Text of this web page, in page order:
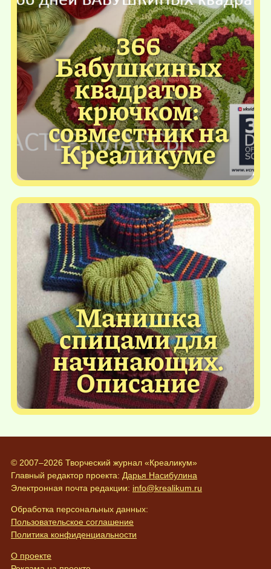
366
Бабушкиных
квадратов
крючком:
совместник на
Креаликуме
Манишка
спицами для
начинающих.
Описание
© 2007–2026 Творческий журнал «Креаликум»
Главный редактор проекта: Дарья Насибулина
Электронная почта редакции: info@krealikum.ru
Обработка персональных данных:
Пользовательское соглашение
Политика конфиденциальности
О проекте